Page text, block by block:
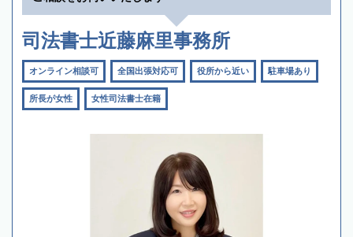
司法書士近藤麻里事務所
オンライン相談可 全国出張対応可 役所から近い 駐車場あり
所長が女性 女性司法書士在籍